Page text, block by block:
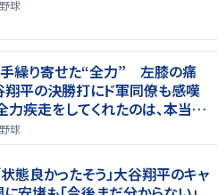
野球
手繰り寄せた“全力” 左膝の痛
翔平の決勝打にド軍同僚も感嘆
力疾走をしてくれたのは、本当に
野球
態良かったそう」大谷翔平のキャ